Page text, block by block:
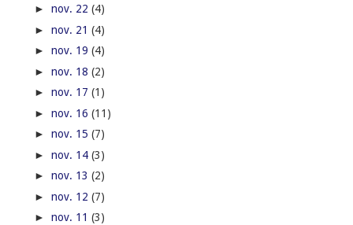
► nov. 22 (4)
► nov. 21 (4)
► nov. 19 (4)
► nov. 18 (2)
► nov. 17 (1)
► nov. 16 (11)
► nov. 15 (7)
► nov. 14 (3)
► nov. 13 (2)
► nov. 12 (7)
► nov. 11 (3)